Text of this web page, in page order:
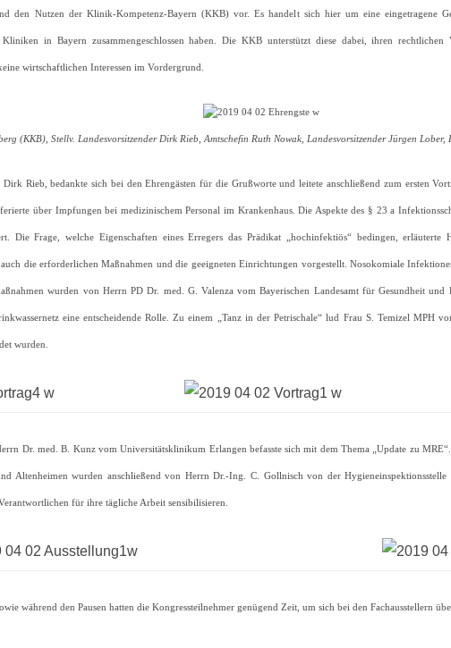
den Nutzen der Klinik-Kompetenz-Bayern (KKB) vor. Es handelt sich hier um eine eingetragene
in Bayern zusammengeschlossen haben. Die KKB unterstützt diese dabei, ihren
wirtschaftlichen Interessen im Vordergrund.
(KKB), Stellv. Landesvorsitzender Dirk Rieb, Amtschefin Ruth Nowak, Landesvorsitzender Jürgen
Dirk Rieb, bedankte sich bei den Ehrengästen für die Grußworte und leitete anschließend zum ersten
über Impfungen bei medizinischem Personal im Krankenhaus. Die Aspekte des § 23 a
Die Frage, welche Eigenschaften eines Erregers das Prädikat „hochinfektiös“ bedingen,
die erforderlichen Maßnahmen und die geeigneten Einrichtungen vorgestellt. Nosokomiale
wurden von Herrn PD Dr. med. G. Valenza vom Bayerischen Landesamt für Gesundheit und
eine entscheidende Rolle. Zu einem „Tanz in der Petrischale“ lud Frau S. Temizel MPH
wurden.
Dr. med. B. Kunz vom Universitätsklinikum Erlangen befasste sich mit dem Thema „Update zu
Altenheimen wurden anschließend von Herrn Dr.-Ing. C. Gollnisch von der
für ihre tägliche Arbeit sensibilisieren.
während den Pausen hatten die Kongressteilnehmer genügend Zeit, um sich bei den Fachausstellern